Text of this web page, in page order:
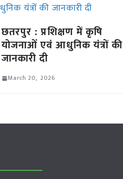
छतरपुर : प्रशिक्षण में कृषि
योजनाओं एवं आधुनिक यंत्रों की
जानकारी दी
March 20, 2026